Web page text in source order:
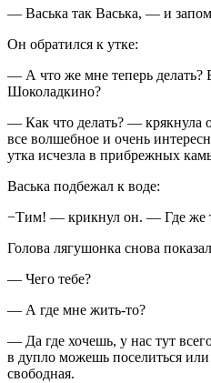
— Васька так Васька, — и
Он обратился к утке:
— А что же мне теперь делать?
Шоколадкино?
— Как что делать? — крякнула
все волшебное и очень
утка исчезла в прибрежных
Васька подбежал к воде:
−Тим! — крикнул он. — Где же
Голова лягушонка снова
— Чего тебе?
— А где мне жить-то?
— Да где хочешь, у нас тут
в дупло можешь поселиться или
свободная.